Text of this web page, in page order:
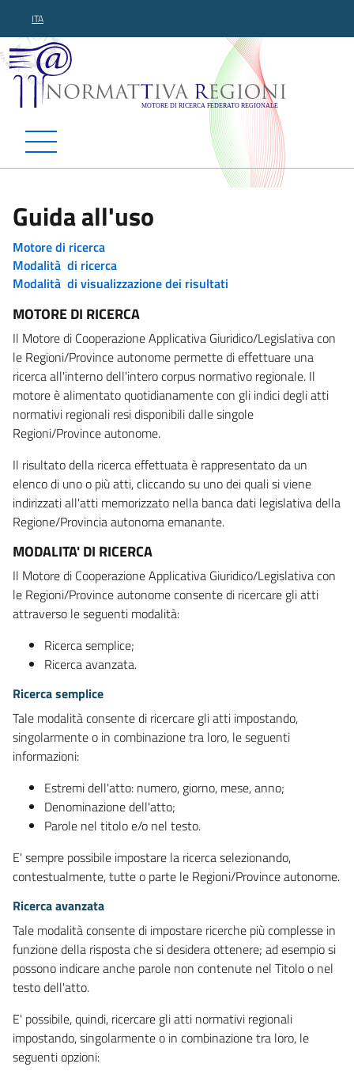
ITA
Normattiva Regioni -
Guida all'uso
Motore di ricerca
Modalità di ricerca
Modalità di visualizzazione dei risultati
MOTORE DI RICERCA
Il Motore di Cooperazione Applicativa Giuridico/Legislativa con
le Regioni/Province autonome permette di effettuare una
ricerca all'interno dell'intero corpus normativo regionale. Il
motore è alimentato quotidianamente con gli indici degli atti
normativi regionali resi disponibili dalle singole
Regioni/Province autonome.
Il risultato della ricerca effettuata è rappresentato da un
elenco di uno o più atti, cliccando su uno dei quali si viene
indirizzati all'atti memorizzato nella banca dati legislativa della
Regione/Provincia autonoma emanante.
MODALITA' DI RICERCA
Il Motore di Cooperazione Applicativa Giuridico/Legislativa con
le Regioni/Province autonome consente di ricercare gli atti
attraverso le seguenti modalità:
Ricerca semplice;
Ricerca avanzata.
Ricerca semplice
Tale modalità consente di ricercare gli atti impostando,
singolarmente o in combinazione tra loro, le seguenti
informazioni:
Estremi dell'atto: numero, giorno, mese, anno;
Denominazione dell'atto;
Parole nel titolo e/o nel testo.
E' sempre possibile impostare la ricerca selezionando,
contestualmente, tutte o parte le Regioni/Province autonome.
Ricerca avanzata
Tale modalità consente di impostare ricerche più complesse in
funzione della risposta che si desidera ottenere; ad esempio si
possono indicare anche parole non contenute nel Titolo o nel
testo dell'atto.
E' possibile, quindi, ricercare gli atti normativi regionali
impostando, singolarmente o in combinazione tra loro, le
seguenti opzioni: